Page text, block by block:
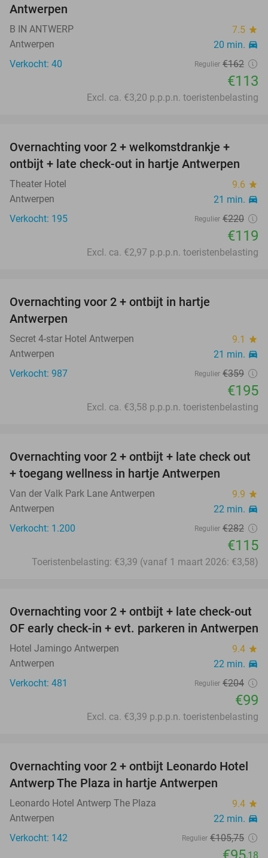
Antwerpen
B IN ANTWERP 7.5 star
Antwerpen 20 min. directions_car
Verkocht: 40 Regulier €162
€113
Excl. ca. €3,20 p.p.p.n. toeristenbelasting
Overnachting voor 2 + welkomstdrankje +
ontbijt + late check-out in hartje Antwerpen
Theater Hotel 9.6 star
Antwerpen 21 min. directions_car
Verkocht: 195 Regulier €220
€119
Excl. ca. €2,97 p.p.p.n. toeristenbelasting
Overnachting voor 2 + ontbijt in hartje
Antwerpen
Secret 4-star Hotel Antwerpen 9.1 star
Antwerpen 21 min. directions_car
Verkocht: 987 Regulier €359
€195
Excl. ca. €3,58 p.p.p.n. toeristenbelasting
59%
Overnachting voor 2 + ontbijt + late check out
+ toegang wellness in hartje Antwerpen
Van der Valk Park Lane Antwerpen 9.9 star
Antwerpen 22 min. directions_car
Verkocht: 1.200 Regulier €282
€115
Toeristenbelasting: €3,39 (vanaf 1 maart 2026: €3,58)
51%
Overnachting voor 2 + ontbijt + late check-out
OF early check-in + evt. parkeren in Antwerpen
Hotel Jamingo Antwerpen 9.4 star
Antwerpen 22 min. directions_car
Verkocht: 481 Regulier €204
€99
Excl. ca. €3,39 p.p.p.n. toeristenbelasting
10%
Overnachting voor 2 + ontbijt Leonardo Hotel
Antwerp The Plaza in hartje Antwerpen
Leonardo Hotel Antwerp The Plaza 9.4 star
Antwerpen 22 min. directions_car
Verkocht: 142 Regulier €105,75
,18